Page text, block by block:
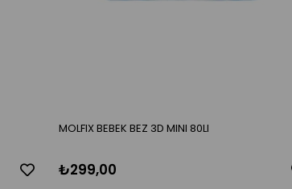
MOLFIX BEBEK BEZ 3D MINI 80LI
₺299,00